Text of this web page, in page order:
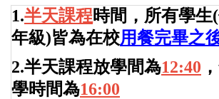
1.半天課程時間，所有學
年級)皆為在校用餐完畢之
2.半天課程放學間為12:40
學時間為16:00